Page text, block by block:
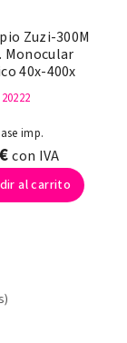
Zuzi-300M
Monocular
40x-400x
imp.
con IVA
al carrito